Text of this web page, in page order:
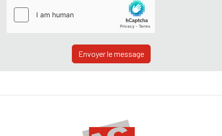
Envoyer le message